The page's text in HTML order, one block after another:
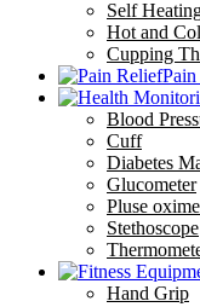
Self
Hot and
Cupping
Blood
Cuff
Diabetes
Glucometer
Pluse
Stethoscope
Hand Grip